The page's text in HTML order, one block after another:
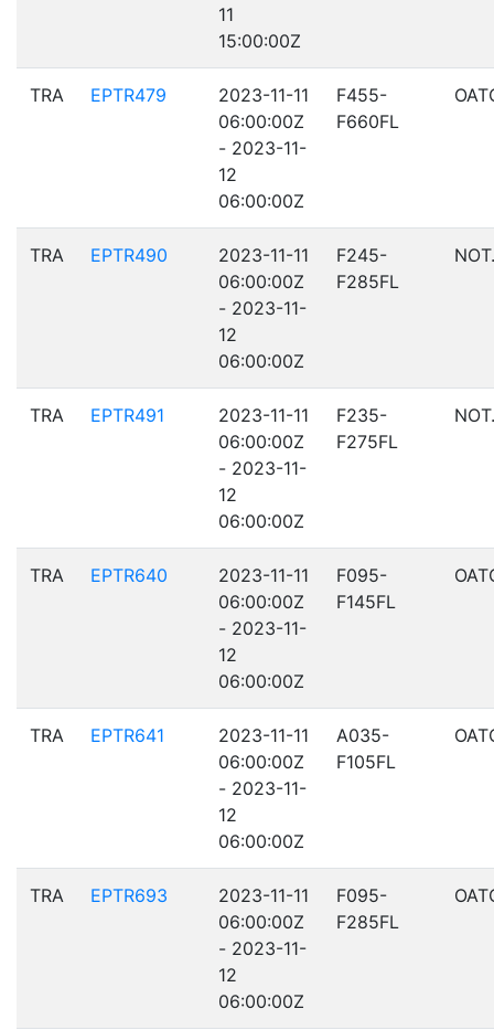
11
15:00:00Z
TRA EPTR479
2023-11-11
06:00:00Z
- 2023-11-
12
06:00:00Z
F455-
F660FL
TRA EPTR490
2023-11-11
06:00:00Z
- 2023-11-
12
06:00:00Z
F245-
F285FL
TRA EPTR491
2023-11-11
06:00:00Z
- 2023-11-
12
06:00:00Z
F235-
F275FL
TRA EPTR640
2023-11-11
06:00:00Z
- 2023-11-
12
06:00:00Z
F095-
F145FL
TRA EPTR641
2023-11-11
06:00:00Z
- 2023-11-
12
06:00:00Z
A035-
F105FL
TRA EPTR693
2023-11-11
06:00:00Z
- 2023-11-
12
06:00:00Z
F095-
F285FL